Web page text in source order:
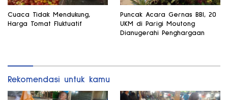
Cuaca Tidak Mendukung,
Harga Tomat Fluktuatif
Puncak Acara Gernas BBI, 20
UKM di Parigi Moutong
Dianugerahi Penghargaan
Rekomendasi untuk kamu